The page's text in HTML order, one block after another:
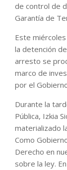
de control de
Garantía de
Este
la detención
arresto se
marco de
por el
Durante la
Pública, Izkia
materializado
Como
Derecho en
sobre la ley.